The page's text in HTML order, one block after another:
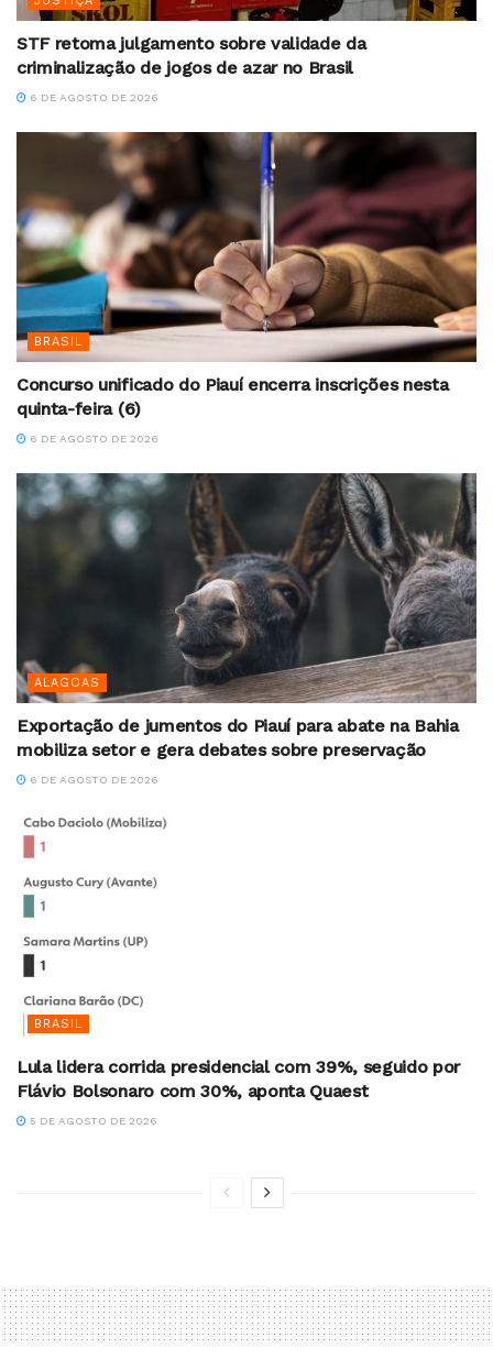
STF retoma julgamento sobre validade da
criminalização de jogos de azar no Brasil
6 DE AGOSTO DE 2026
BRASIL
Concurso unificado do Piauí encerra inscrições nesta
quinta-feira (6)
6 DE AGOSTO DE 2026
ALAGOAS
Exportação de jumentos do Piauí para abate na Bahia
mobiliza setor e gera debates sobre preservação
6 DE AGOSTO DE 2026
BRASIL
Lula lidera corrida presidencial com 39%, seguido por
Flávio Bolsonaro com 30%, aponta Quaest
5 DE AGOSTO DE 2026